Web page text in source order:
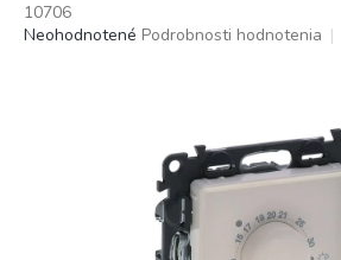
10706
Priemerné
Neohodnotené Podrobnosti hodnotenia